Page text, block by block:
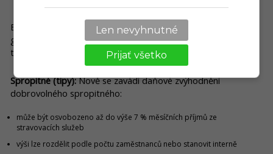
EET 2.0 přináší i některé změny, které se přímo dotknou
gastro provozů. Nejde sice o technické nastavení evidence
tržeb, ale o
související daňové úpravy.
Spropitné (tipy):Nově se zavádí daňové zvýhodnění
dobrovolného spropitného:
může být osvobozeno až do výše 7 % měsíčních příjmů ze
stravovacích služeb
výši lze rozdělit podle počtu zaměstnanců nebo stanovit interně
Len nevyhnutné
Prijať všetko